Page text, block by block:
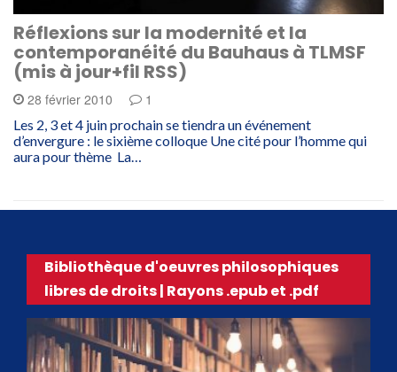
Réflexions sur la modernité et la
contemporanéité du Bauhaus à TLMSF
(mis à jour+fil RSS)
28 février 2010 1
Les 2, 3 et 4 juin prochain se tiendra un événement
d’envergure : le sixième colloque Une cité pour l’homme qui
aura pour thème La…
Bibliothèque d'oeuvres philosophiques
libres de droits | Rayons .epub et .pdf